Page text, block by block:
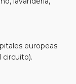
europeas